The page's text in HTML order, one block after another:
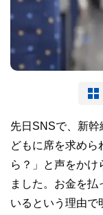
先日SNSで、新
どもに席を求めら
ら？」と声をかけ
ました。お金を払
いるという理由で